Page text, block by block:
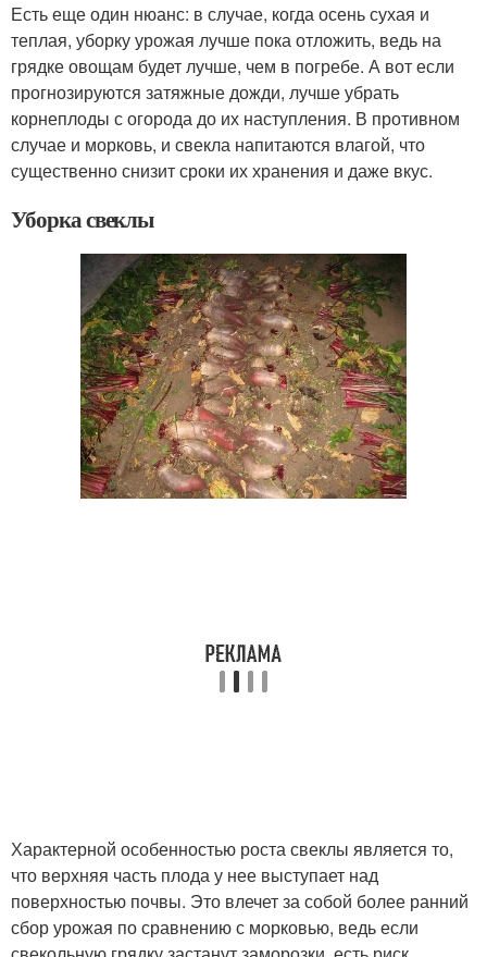
Есть еще один нюанс: в случае, когда осень сухая и
теплая, уборку урожая лучше пока отложить, ведь на
грядке овощам будет лучше, чем в погребе. А вот если
прогнозируются затяжные дожди, лучше убрать
корнеплоды с огорода до их наступления. В противном
случае и морковь, и свекла напитаются влагой, что
существенно снизит сроки их хранения и даже вкус.
Уборка свеклы
Характерной особенностью роста свеклы является то,
что верхняя часть плода у нее выступает над
поверхностью почвы. Это влечет за собой более ранний
сбор урожая по сравнению с морковью, ведь если